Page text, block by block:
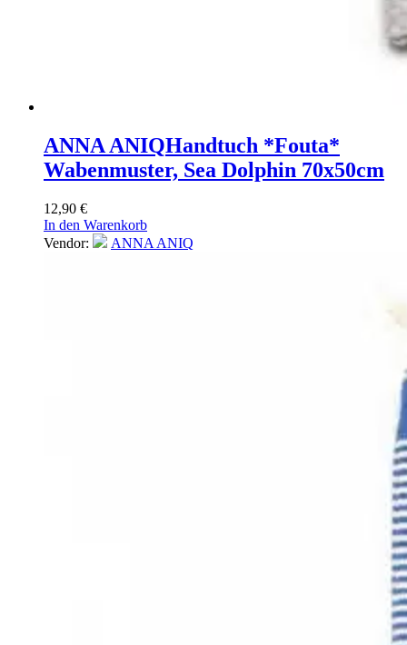
ANNA ANIQHandtuch *Fouta*
Wabenmuster, Sea Dolphin 70x50cm
12,90 €
In den Warenkorb
Vendor:
ANNA ANIQ